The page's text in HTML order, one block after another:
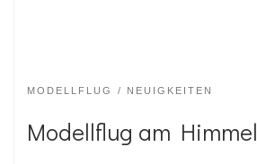
MODELLFLUG NEUIGKEITEN
Modellflug am